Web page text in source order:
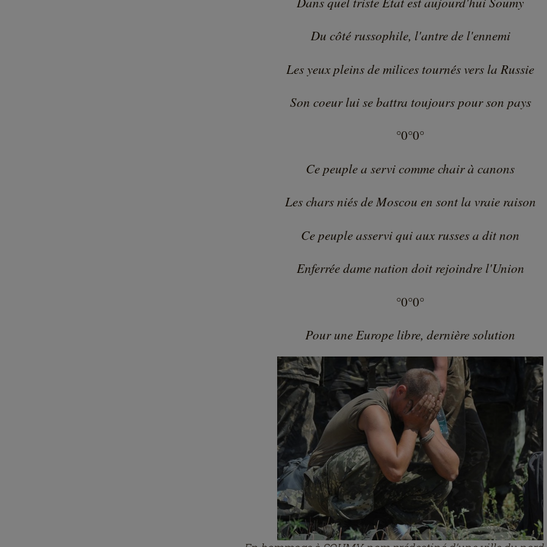
Du côté russophile, l'antre de l'ennemi
Les yeux pleins de milices tournés vers la Russie
Son coeur lui se battra toujours pour son pays
°0°0°
Ce peuple a servi comme chair à canons
Les chars niés de Moscou en sont la vraie raison
Ce peuple asservi qui aux russes a dit non
Enferrée dame nation doit rejoindre l'Union
°0°0°
Pour une Europe libre, dernière solution